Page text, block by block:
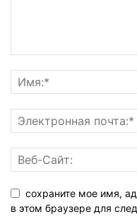
сохраните мое имя,
в этом браузере для